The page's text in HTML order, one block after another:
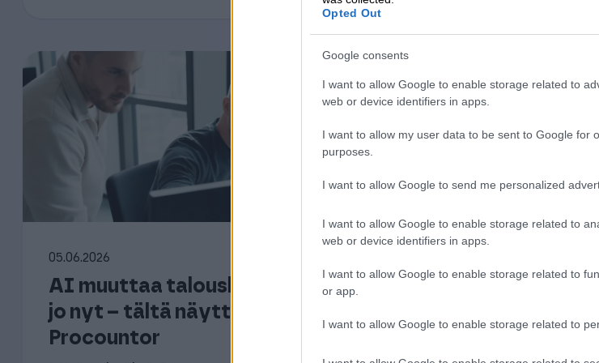
Opted Out
Google consents
I want to allow Google to enable storage related to
web or device identifiers in apps.
I want to allow my user data to be sent to Google for
purposes.
I want to allow Google to send me personalized
I want to allow Google to enable storage related to
web or device identifiers in apps.
I want to allow Google to enable storage related to
or app.
I want to allow Google to enable storage related to
05.06.2026
AI muuttaa taloushallintoa
jo nyt – tältä näyttää uusi
Procountor
Lomautusilmoitus